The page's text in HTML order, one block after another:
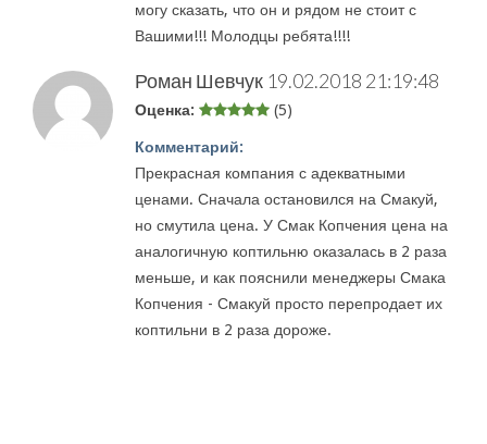
могу сказать, что он и рядом не стоит с
Вашими!!! Молодцы ребята!!!!
Роман Шевчук 19.02.2018 21:19:48
Оценка: (5)
Комментарий:
Прекрасная компания с адекватными
ценами. Сначала остановился на Смакуй,
но смутила цена. У Смак Копчения цена на
аналогичную коптильню оказалась в 2 раза
меньше, и как пояснили менеджеры Смака
Копчения - Смакуй просто перепродает их
коптильни в 2 раза дороже.